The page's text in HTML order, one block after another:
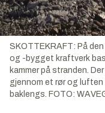
SKOTTEKRAFT: På
og -bygget kraftverk
kammer på stranden.
gjennom et rør og
baklengs. FOTO: